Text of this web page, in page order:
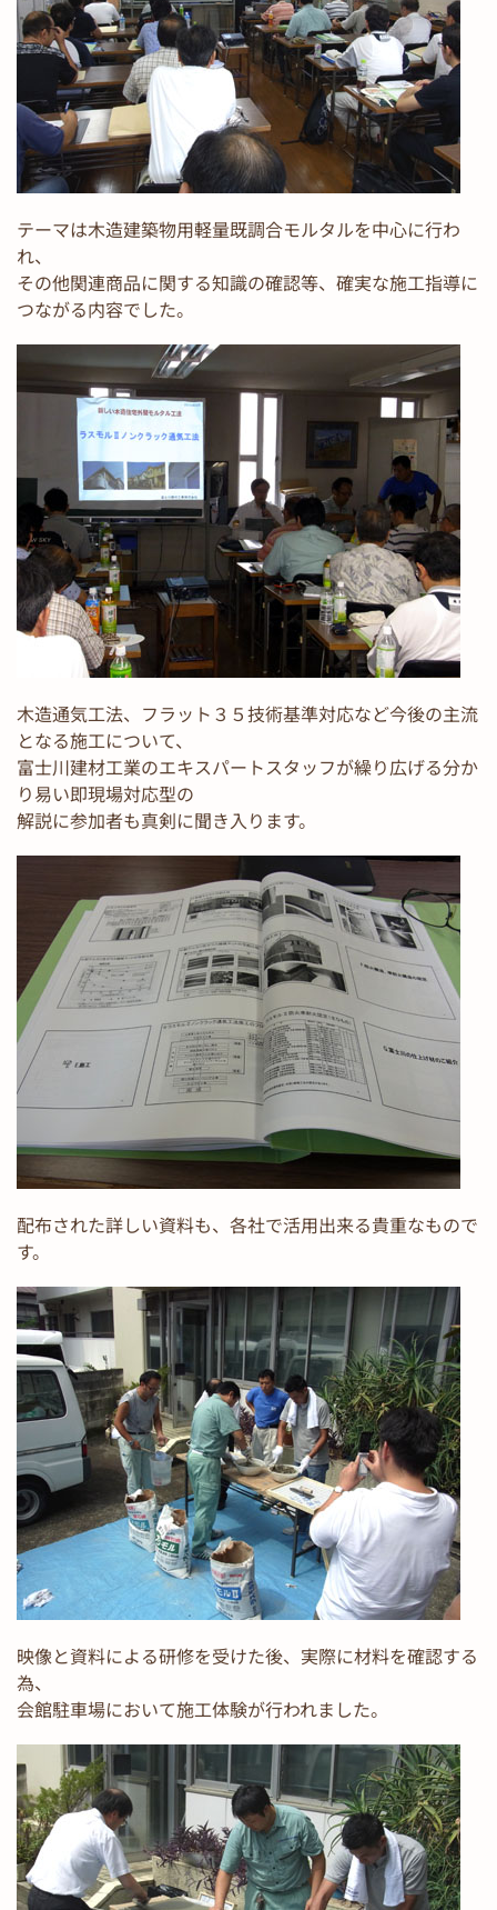
テーマは木造建築物用軽量既調合モルタルを中心に行わ
れ、
その他関連商品に関する知識の確認等、確実な施工指導に
つながる内容でした。
木造通気工法、フラット３５技術基準対応など今後の主流
となる施工について、
富士川建材工業のエキスパートスタッフが繰り広げる分か
り易い即現場対応型の
解説に参加者も真剣に聞き入ります。
配布された詳しい資料も、各社で活用出来る貴重なもので
す。
映像と資料による研修を受けた後、実際に材料を確認する
為、
会館駐車場において施工体験が行われました。